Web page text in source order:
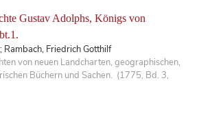
Gustav Adolphs, Königs von
Rambach, Friedrich Gotthilf
von neuen Landcharten, geographischen,
Büchern und Sachen. (1775, Bd. 3,